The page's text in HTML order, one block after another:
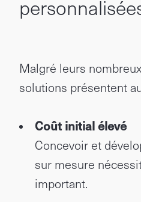
Malgré leurs
solutions présentent
Coût initial élevé
Concevoir et
sur mesure
important.